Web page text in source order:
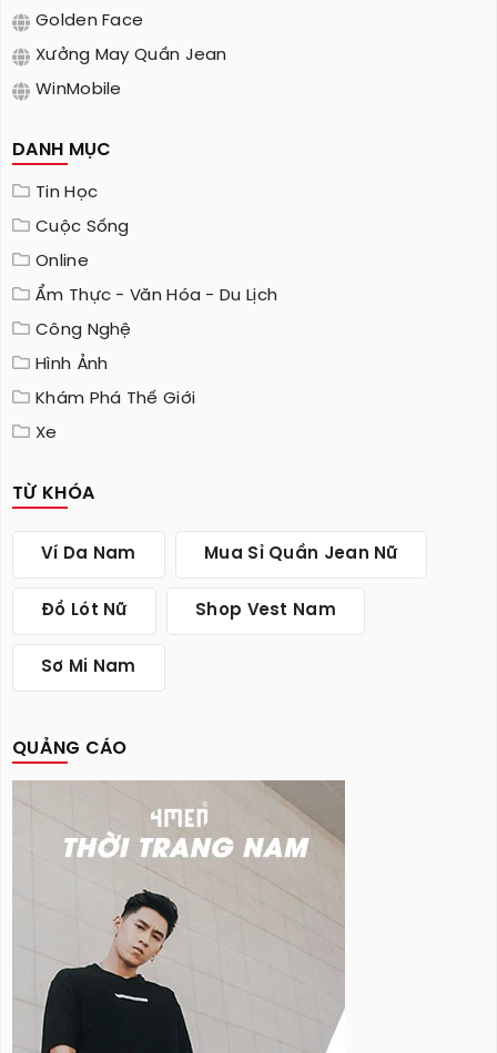
Golden Face
Xưởng May Quần Jean
WinMobile
DANH MỤC
Tin Học
Cuộc Sống
Online
Ẩm Thực - Văn Hóa - Du Lịch
Công Nghệ
Hình Ảnh
Khám Phá Thế Giới
Xe
TỪ KHÓA
Ví Da Nam Mua Sỉ Quần Jean Nữ
Đồ Lót Nữ Shop Vest Nam
Sơ Mi Nam
QUẢNG CÁO